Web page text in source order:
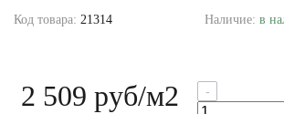
Код товара: 21314 Наличие: в
2 509 руб/м2 -